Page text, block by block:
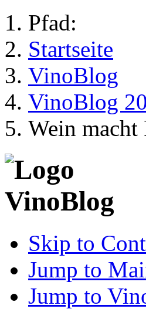
Pfad:
Startseite
VinoBlog
VinoBlog
Wein macht
Skip to
Jump to
Jump to